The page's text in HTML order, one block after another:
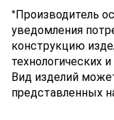
*Производитель
уведомления
конструкцию
технологических
Вид изделий
представленных